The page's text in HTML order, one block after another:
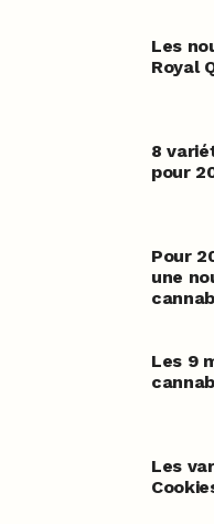
Les
Royal
8
pour
Pour
une
Les 9
Les